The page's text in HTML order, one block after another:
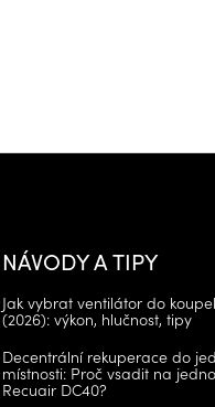
NÁVODY A TIPY
Jak vybrat ventilátor do
(2026): výkon, hlučnost, tipy
Decentrální rekuperace do
místnosti: Proč vsadit na
Recuair DC40?